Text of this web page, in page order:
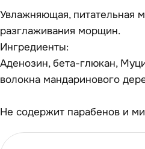
Увлажняющая, питательная
разглаживания морщин.
Ингредиенты:
Аденозин, бета-глюкан,
волокна мандаринового
Не содержит парабенов и